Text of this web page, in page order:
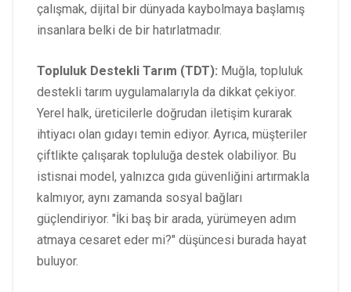
çalışmak, dijital bir dünyada kaybolmaya başlamış
insanlara belki de bir hatırlatmadır.
Topluluk Destekli Tarım (TDT): Muğla, topluluk
destekli tarım uygulamalarıyla da dikkat çekiyor.
Yerel halk, üreticilerle doğrudan iletişim kurarak
ihtiyacı olan gıdayı temin ediyor. Ayrıca, müşteriler
çiftlikte çalışarak topluluğa destek olabiliyor. Bu
istisnai model, yalnızca gıda güvenliğini artırmakla
kalmıyor, aynı zamanda sosyal bağları
güçlendiriyor. "İki baş bir arada, yürümeyen adım
atmaya cesaret eder mi?" düşüncesi burada hayat
buluyor.